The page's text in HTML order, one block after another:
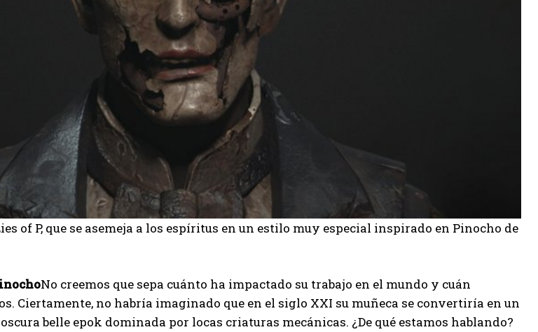
of P, que se asemeja a los espíritus en un estilo muy especial inspirado en Pinocho de
No creemos que sepa cuánto ha impactado su trabajo en el mundo y cuán
Ciertamente, no habría imaginado que en el siglo XXI su muñeca se convertiría en un
belle epok dominada por locas criaturas mecánicas. ¿De qué estamos hablando?